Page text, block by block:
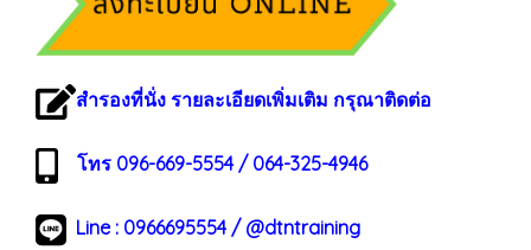
สำรองที่นั่ง รายละเอียดเพิ่มเติม กรุณาติดต่อ
โทร 096-669-5554 / 064-325-4946
Line : 0966695554/ @dtntraining